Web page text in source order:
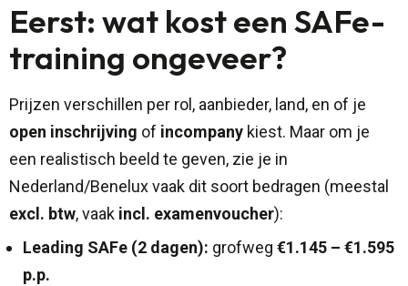
Eerst: wat kost een SAFe-
training ongeveer?
Prijzen verschillen per rol, aanbieder, land, en of je
open inschrijving of incompany kiest. Maar om je
een realistisch beeld te geven, zie je in
Nederland/Benelux vaak dit soort bedragen (meestal
excl. btw, vaak incl. examenvoucher):
Leading SAFe (2 dagen): grofweg €1.145 – €1.595
p.p.